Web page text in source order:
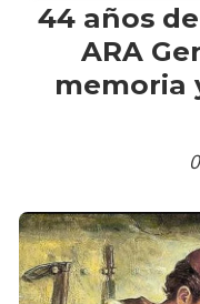
44 años
ARA
memoria